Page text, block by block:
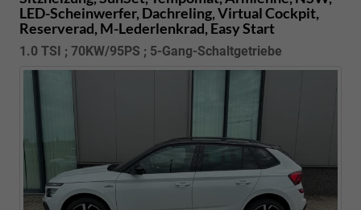
LED-Scheinwerfer, Dachreling, Virtual Cockpit,
Reserverad, M-Lederlenkrad, Easy Start
1.0 TSI ; 70KW/95PS ; 5-Gang-Schaltgetriebe